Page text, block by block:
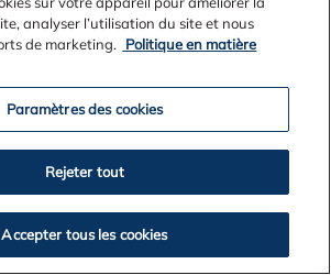
WA (au -32.207,
résidus de la raffinerie de
analyser l’utilisation du site et nous
de marketing.
Politique en matière
Paramètres des cookies
Rejeter tout
Accepter tous les cookies